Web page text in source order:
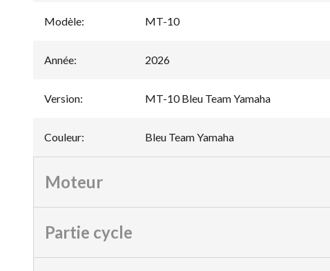
Modèle: MT-10
Année: 2026
Version: MT-10 Bleu Team Yamaha
Couleur: Bleu Team Yamaha
Moteur
Partie cycle